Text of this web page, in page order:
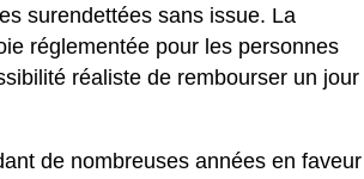
surendettées sans issue. La
réglementée pour les personnes
réaliste de rembourser un jour
de nombreuses années en faveur